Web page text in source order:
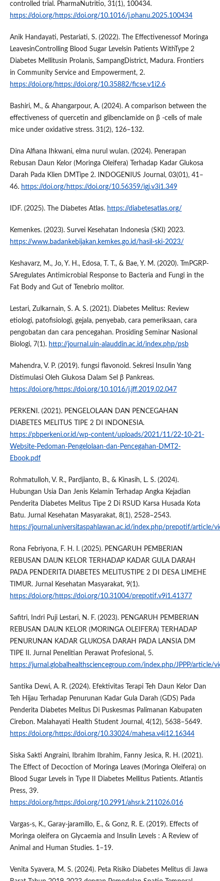
controlled trial. PharmaNutritio, 31(1), 100434.
https://doi.org/https://doi.org/10.1016/j.phanu.2025.100434
Anik Handayati, Pestariati, S. (2022). The Effectivenessof Moringa
LeavesinControlling Blood Sugar Levelsin Patients WithType 2
Diabetes Mellitusin Prolanis, SampangDistrict, Madura. Frontiers
in Community Service and Empowerment, 2.
https://doi.org/https://doi.org/10.35882/ficse.v1i2.6
Bashiri, M., & Ahangarpour, A. (2024). A comparison between the
effectiveness of quercetin and glibenclamide on β -cells of male
mice under oxidative stress. 31(2), 126–132.
Dina Alfiana Ihkwani, elma nurul wulan. (2024). Penerapan
Rebusan Daun Kelor (Moringa Oleifera) Terhadap Kadar Glukosa
Darah Pada Klien DMTipe 2. INDOGENIUS Journal, 03(01), 41–
46. https://doi.org/https://doi.org/10.56359/igj.v3i1.349
IDF. (2025). The Diabetes Atlas. https://diabetesatlas.org/
Kemenkes. (2023). Survei Kesehatan Indonesia (SKI) 2023.
https://www.badankebijakan.kemkes.go.id/hasil-ski-2023/
Keshavarz, M., Jo, Y. H., Edosa, T. T., & Bae, Y. M. (2020). TmPGRP-
SAregulates Antimicrobial Response to Bacteria and Fungi in the
Fat Body and Gut of Tenebrio molitor.
Lestari, Zulkarnain, S. A. S. (2021). Diabetes Melitus: Review
etiologi, patofisiologi, gejala, penyebab, cara pemeriksaan, cara
pengobatan dan cara pencegahan. Prosiding Seminar Nasional
Biologi, 7(1). http://journal.uin-alauddin.ac.id/index.php/psb
Mahendra, V. P. (2019). fungsi flavonoid. Sekresi Insulin Yang
Distimulasi Oleh Glukosa Dalam Sel β Pankreas.
https://doi.org/https://doi.org/10.1016/j.jff.2019.02.047
PERKENI. (2021). PENGELOLAAN DAN PENCEGAHAN
DIABETES MELITUS TIPE 2 DI INDONESIA.
https://pbperkeni.or.id/wp-content/uploads/2021/11/22-10-21-
Website-Pedoman-Pengelolaan-dan-Pencegahan-DMT2-
Ebook.pdf
Rohmatulloh, V. R., Pardjianto, B., & Kinasih, L. S. (2024).
Hubungan Usia Dan Jenis Kelamin Terhadap Angka Kejadian
Penderita Diabetes Melitus Tipe 2 Di RSUD Karsa Husada Kota
Batu. Jurnal Kesehatan Masyarakat, 8(1), 2528–2543.
https://journal.universitaspahlawan.ac.id/index.php/prepotif/article/
Rona Febriyona, F. H. I. (2025). PENGARUH PEMBERIAN
REBUSAN DAUN KELOR TERHADAP KADAR GULA DARAH
PADA PENDERITA DIABETES MELITUSTIPE 2 DI DESA LIMEHE
TIMUR. Jurnal Kesehatan Masyarakat, 9(1).
https://doi.org/https://doi.org/10.31004/prepotif.v9i1.41377
Safitri, Indri Puji Lestari, N. F. (2023). PENGARUH PEMBERIAN
REBUSAN DAUN KELOR (MORINGA OLEIFERA) TERHADAP
PENURUNAN KADAR GLUKOSA DARAH PADA LANSIA DM
TIPE II. Jurnal Penelitian Perawat Profesional, 5.
https://jurnal.globalhealthsciencegroup.com/index.php/JPPP/article/
Santika Dewi, A. R. (2024). Efektivitas Terapi Teh Daun Kelor Dan
Teh Hijau Terhadap Penurunan Kadar Gula Darah (GDS) Pada
Penderita Diabetes Melitus Di Puskesmas Palimanan Kabupaten
Cirebon. Malahayati Health Student Journal, 4(12), 5638–5649.
https://doi.org/https://doi.org/10.33024/mahesa.v4i12.16344
Siska Sakti Angraini, Ibrahim Ibrahim, Fanny Jesica, R. H. (2021).
The Effect of Decoction of Moringa Leaves (Moringa Oleifera) on
Blood Sugar Levels in Type II Diabetes Mellitus Patients. Atlantis
Press, 39.
https://doi.org/https://doi.org/10.2991/ahsr.k.211026.016
Vargas-s, K., Garay-jaramillo, E., & Gonz, R. E. (2019). Effects of
Moringa oleifera on Glycaemia and Insulin Levels : A Review of
Animal and Human Studies. 1–19.
Venita Syavera, M. S. (2024). Peta Risiko Diabetes Melitus di Jawa